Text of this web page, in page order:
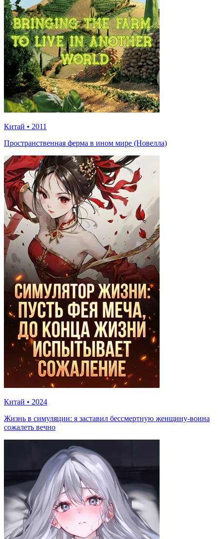
Китай • 2011
Пространственная ферма в ином мире (Новелла)
Китай • 2024
Жизнь в симуляции: я заставил бессмертную женщину-воина
сожалеть вечно